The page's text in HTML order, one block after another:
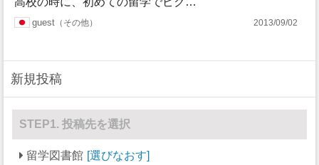
guest その他 2013/09/02
新規投稿
STEP1. 投稿先を選択
留学図書館 選びなおす